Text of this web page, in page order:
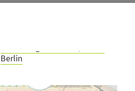
Nicole Messerschmidt,
Berlin